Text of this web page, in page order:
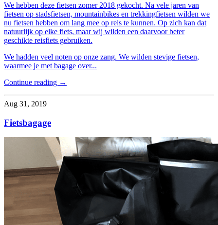
We hebben deze fietsen zomer 2018 gekocht. Na vele jaren van
fietsen op stadsfietsen, mountainbikes en trekkingfietsen wilden we
nu fietsen hebben om lang mee op reis te kunnen. Op zich kan dat
natuurlijk op elke fiets, maar wij wilden een daarvoor beter
geschikte reisfiets gebruiken.
We hadden veel noten op onze zang. We wilden stevige fietsen,
waarmee je met bagage over...
Continue reading →
Aug 31, 2019
Fietsbagage